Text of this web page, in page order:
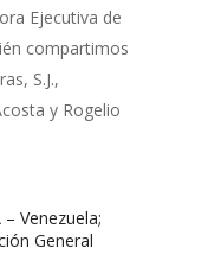
Ejecutiva de
compartimos
S.J.,
y Rogelio
Venezuela;
General